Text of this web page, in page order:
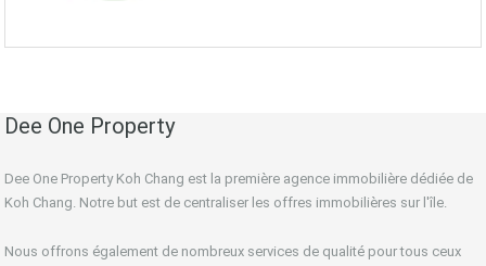
Dee One Property
Dee One Property Koh Chang est la première agence immobilière dédiée de
Koh Chang. Notre but est de centraliser les offres immobilières sur l'île.
Nous offrons également de nombreux services de qualité pour tous ceux